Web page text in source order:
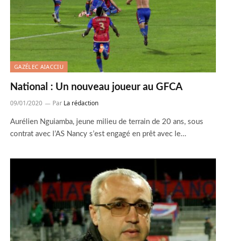
GAZÉLEC AIACCIU
National : Un nouveau joueur au GFCA
09/01/2020 Par La rédaction
Aurélien Nguiamba, jeune milieu de terrain de 20 ans, sous
contrat avec l’AS Nancy s’est engagé en prêt avec le…